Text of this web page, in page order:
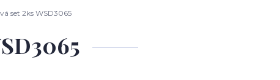
set 2ks WSD3065